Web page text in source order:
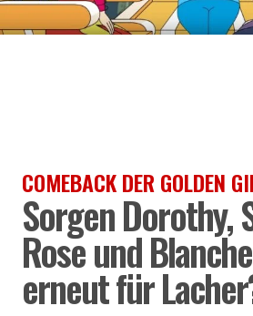
COMEBACK DER GOLDEN
Sorgen Dorothy,
Rose und
erneut für